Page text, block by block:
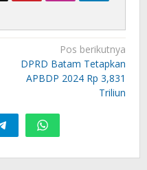
Pos berikutnya
DPRD Batam Tetapkan
APBDP 2024 Rp 3,831
Triliun